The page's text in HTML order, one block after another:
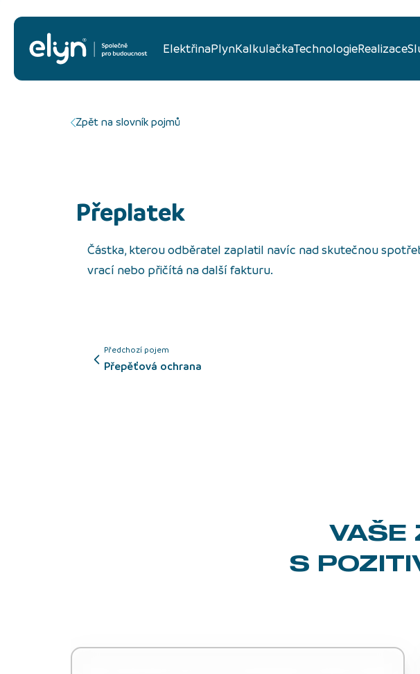
ElektřinaPlynKalkulačkaTechnologieRealizace
Zpět na slovník pojmů
Přeplatek
Částka, kterou odběratel zaplatil navíc nad skutečnou
vrací nebo přičítá na další fakturu.
Předchozí pojem
přepěťová ochrana
VAŠE
S